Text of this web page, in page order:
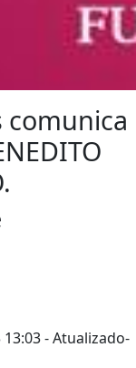
comunica
13:03- Atualizado-